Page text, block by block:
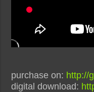
purchase on: http://
digital download: